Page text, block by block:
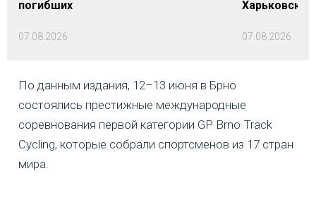
погибших
07.08.2026 07.08.2026
По данным издания, 12–13 июня в Брно
состоялись престижные международные
соревнования первой категории GP Brno Track
Cycling, которые собрали спортсменов из 17 стран
мира.